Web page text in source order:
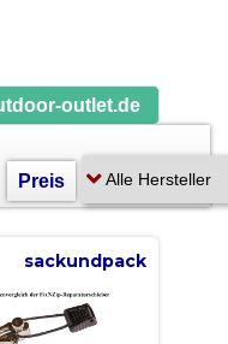
outlet.de
Preis
sackundpack